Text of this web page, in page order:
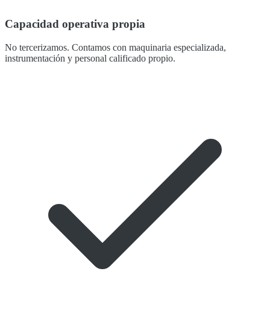
Capacidad operativa propia
No tercerizamos. Contamos con maquinaria especializada,
instrumentación y personal calificado propio.